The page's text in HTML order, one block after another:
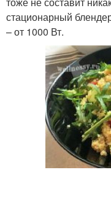
стационарный
– от 1000 Вт.